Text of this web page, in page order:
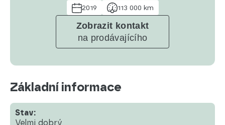
2019 113 000 km
Zobrazit kontakt
na prodávajícího
Základní informace
Stav:
Velmi dobrý